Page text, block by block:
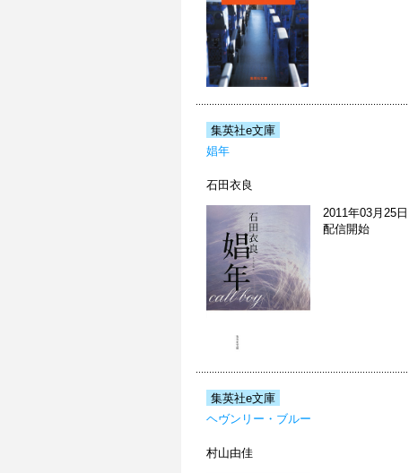
集英社e文庫
娼年
石田衣良
2011年03月25日
配信開始
集英社e文庫
ヘヴンリー・ブルー
村山由佳